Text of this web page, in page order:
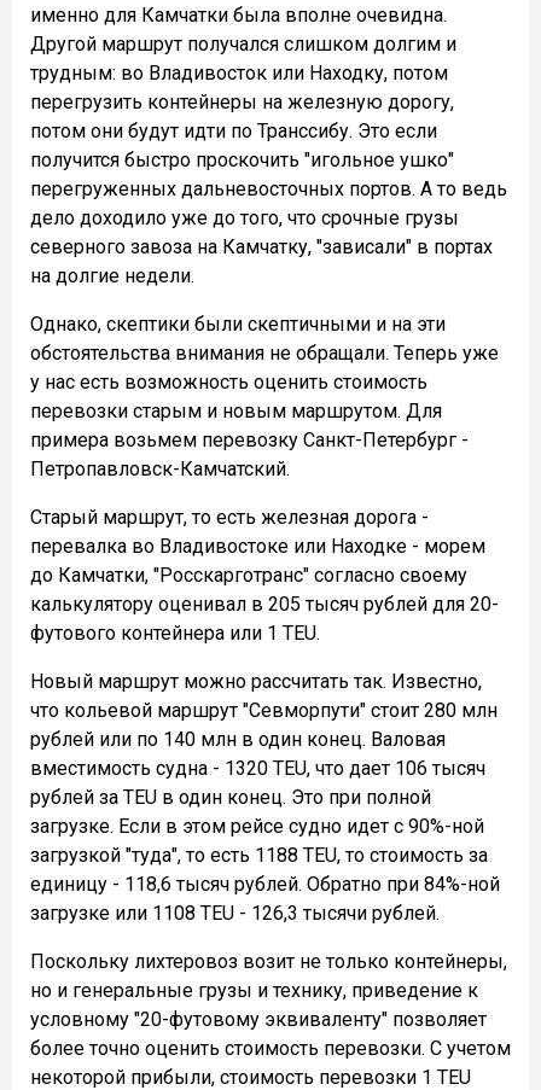
именно для Камчатки была вполне очевидна.
Другой маршрут получался слишком долгим и
трудным: во Владивосток или Находку, потом
перегрузить контейнеры на железную дорогу,
потом они будут идти по Транссибу. Это если
получится быстро проскочить "игольное ушко"
перегруженных дальневосточных портов. А то ведь
дело доходило уже до того, что срочные грузы
северного завоза на Камчатку, "зависали" в портах
на долгие недели.
Однако, скептики были скептичными и на эти
обстоятельства внимания не обращали. Теперь уже
у нас есть возможность оценить стоимость
перевозки старым и новым маршрутом. Для
примера возьмем перевозку Санкт-Петербург -
Петропавловск-Камчатский.
Старый маршрут, то есть железная дорога -
перевалка во Владивостоке или Находке - морем
до Камчатки, "Росскарготранс" согласно своему
калькулятору оценивал в 205 тысяч рублей для 20-
футового контейнера или 1 TEU.
Новый маршрут можно рассчитать так. Известно,
что кольевой маршрут "Севморпути" стоит 280 млн
рублей или по 140 млн в один конец. Валовая
вместимость судна - 1320 TEU, что дает 106 тысяч
рублей за TEU в один конец. Это при полной
загрузке. Если в этом рейсе судно идет с 90%-ной
загрузкой "туда", то есть 1188 TEU, то стоимость за
единицу - 118,6 тысяч рублей. Обратно при 84%-ной
загрузке или 1108 TEU - 126,3 тысячи рублей.
Поскольку лихтеровоз возит не только контейнеры,
но и генеральные грузы и технику, приведение к
условному "20-футовому эквиваленту" позволяет
более точно оценить стоимость перевозки. С учетом
некоторой прибыли, стоимость перевозки 1 TEU